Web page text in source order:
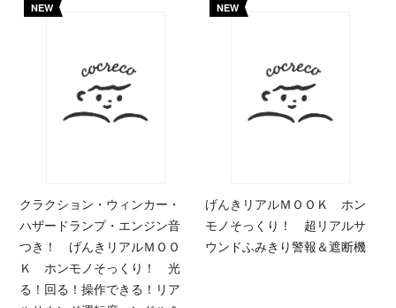
NEW
クラクション・ウィンカー・
ハザードランプ・エンジン音
つき！ げんきリアルＭＯＯ
Ｋ ホンモノそっくり！ 光
る！回る！操作できる！リア
NEW
げんきリアルＭＯＯＫ ホン
モノそっくり！ 超リアルサ
ウンドふみきり警報＆遮断機